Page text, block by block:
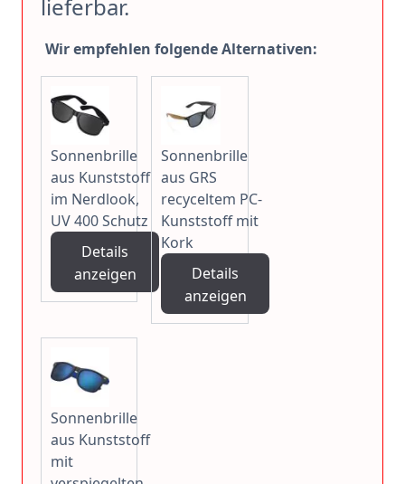
lieferbar.
Wir empfehlen folgende Alternativen:
Sonnenbrille
aus Kunststoff
im Nerdlook,
UV 400 Schutz
Details
anzeigen
Sonnenbrille
aus GRS
recyceltem PC-
Kunststoff mit
Kork
Details
anzeigen
Sonnenbrille
aus Kunststoff
mit